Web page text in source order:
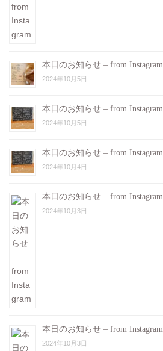
本日のお知らせ – from Instagram
2024年10月5日
本日のお知らせ – from Instagram
2024年10月5日
本日のお知らせ – from Instagram
2024年10月4日
本日のお知らせ – from Instagram
2024年10月3日
本日のお知らせ – from Instagram
2024年10月3日